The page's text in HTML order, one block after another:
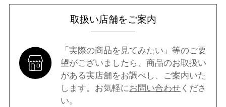
取扱い店舗をご案内
「実際の商品を見てみたい」等のご要
望がございましたら、商品のお取扱い
がある実店舗をお調べし、ご案内いた
します。お気軽にお問い合わせ くださ
い。